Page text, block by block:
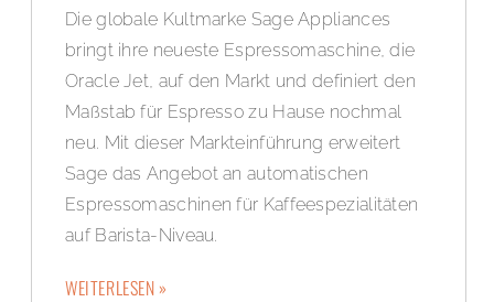
Die globale Kultmarke Sage Appliances
bringt ihre neueste Espressomaschine, die
Oracle Jet, auf den Markt und definiert den
Maßstab für Espresso zu Hause nochmal
neu. Mit dieser Markteinführung erweitert
Sage das Angebot an automatischen
Espressomaschinen für Kaffeespezialitäten
auf Barista-Niveau.
WEITERLESEN »